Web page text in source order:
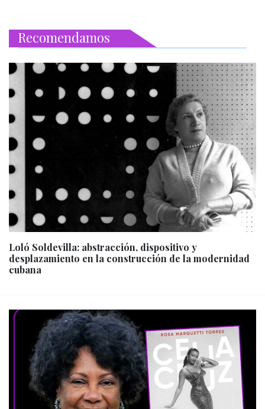
Recomendamos
Loló Soldevilla: abstracción, dispositivo y
desplazamiento en la construcción de la modernidad
cubana